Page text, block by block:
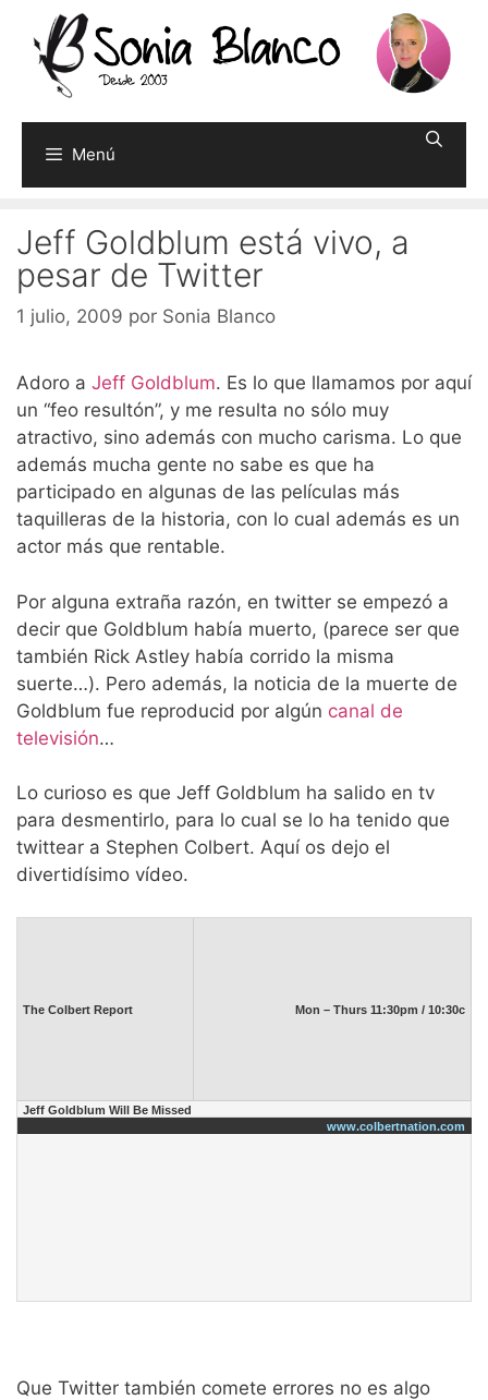
contenido
Menú
Jeff Goldblum está vivo, a
pesar de Twitter
1 julio, 2009 por Sonia Blanco
Adoro a Jeff Goldblum. Es lo que llamamos por aquí
un “feo resultón”, y me resulta no sólo muy
atractivo, sino además con mucho carisma. Lo que
además mucha gente no sabe es que ha
participado en algunas de las películas más
taquilleras de la historia, con lo cual además es un
actor más que rentable.
Por alguna extraña razón, en twitter se empezó a
decir que Goldblum había muerto, (parece ser que
también Rick Astley había corrido la misma
suerte…). Pero además, la noticia de la muerte de
Goldblum fue reproducid por algún canal de
televisión…
Lo curioso es que Jeff Goldblum ha salido en tv
para desmentirlo, para lo cual se lo ha tenido que
twittear a Stephen Colbert. Aquí os dejo el
divertidísimo vídeo.
The Colbert Report Mon – Thurs 11:30pm / 10:30c
Jeff Goldblum Will Be Missed
www.colbertnation.com
Que Twitter también comete errores no es algo